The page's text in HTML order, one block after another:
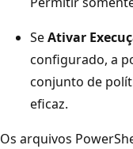
SeAtivar
configurado, a
conjunto de
eficaz.
Os arquivos